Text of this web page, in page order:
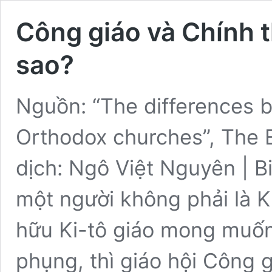
Công giáo và Chính
sao?
Nguồn: “The differences
Orthodox churches”, The
dịch: Ngô Việt Nguyên |
một người không phải là
hữu Ki-tô giáo mong
phụng, thì giáo hội Công